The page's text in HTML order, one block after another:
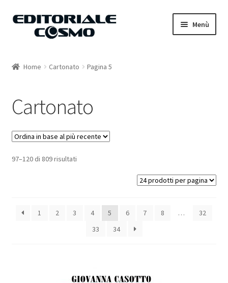
Vai
Vai
Menù
Carrello
Il mio account
Home Cartonato Pagina 5
Cartonato
97–120 di 809 risultati
1 2 3 4 5 6 7 8 …
32
33
34